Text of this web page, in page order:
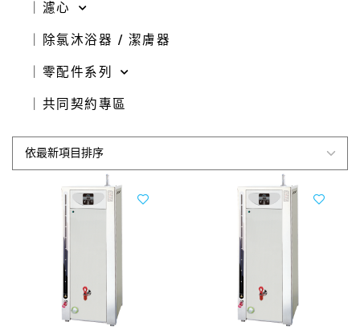
｜濾心
｜除氯沐浴器 / 潔膚器
｜零配件系列
｜共同契約專區